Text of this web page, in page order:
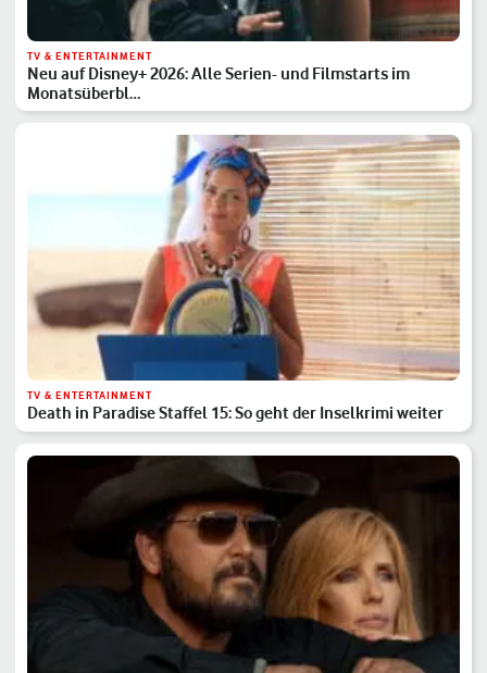
TV & ENTERTAINMENT
Neu auf Disney+ 2026: Alle Serien- und Filmstarts im
Monatsüberbl…
TV & ENTERTAINMENT
Death in Paradise Staffel 15: So geht der Inselkrimi weiter